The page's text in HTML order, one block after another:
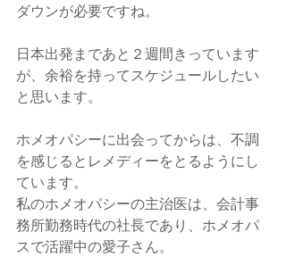
ダウンが必要ですね。
日本出発まであと２週間きっています
が、余裕を持ってスケジュールしたい
と思います。
ホメオパシーに出会ってからは、不調
を感じるとレメディーをとるようにし
ています。
私のホメオパシーの主治医は、会計事
務所勤務時代の社長であり、ホメオパ
スで活躍中の愛子さん。